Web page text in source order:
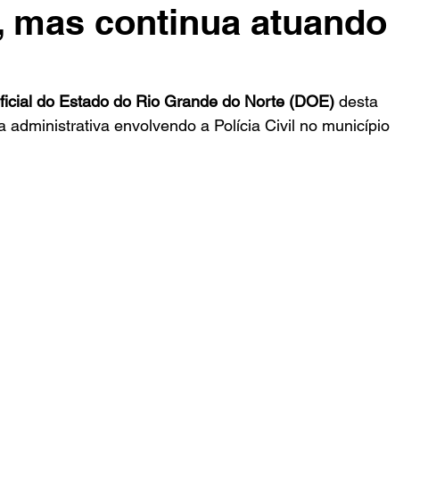
Luto Artista Seleção Brasileira Exclusivo
mas continua atuando
do Estado do Rio Grande do Norte (DOE) desta
administrativa envolvendo a Polícia Civil no município